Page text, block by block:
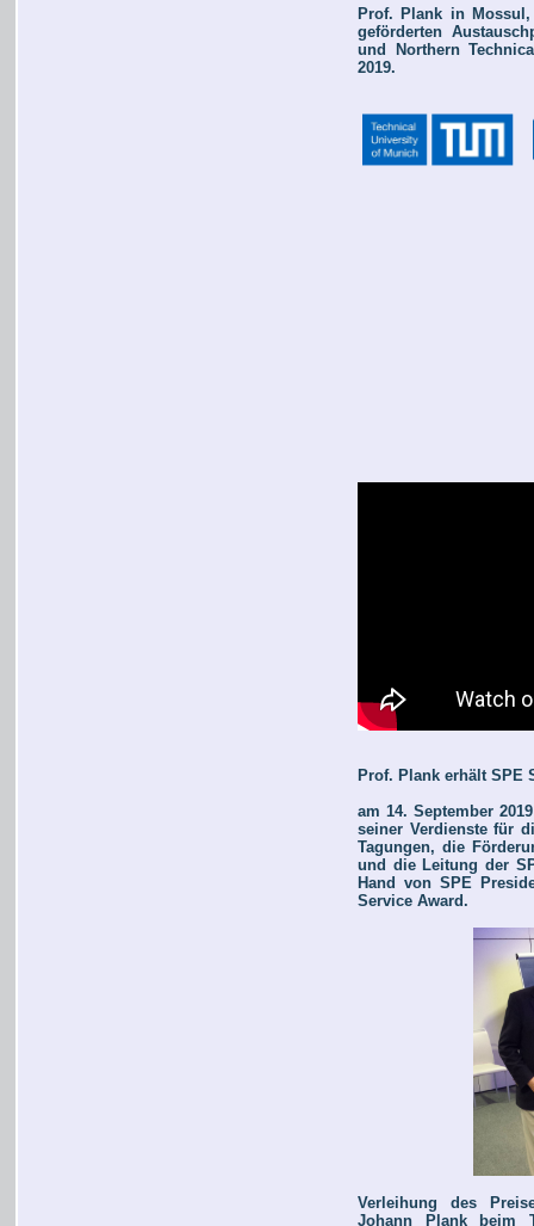
Prof. Plank in
geförderten
und Northern
2019.
Prof. Plank erhält SPE
am 14. September
seiner Verdienste für
Tagungen, die
und die Leitung der
Hand von SPE
Service Award.
Verleihung des
Johann Plank beim